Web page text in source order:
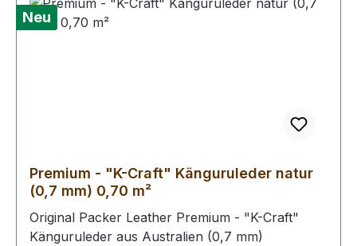
Neu
Premium - "K-Craft" Känguruleder natur
(0,7 mm) 0,70 m²
Original Packer Leather Premium - "K-Craft"
Känguruleder aus Australien (0,7 mm)